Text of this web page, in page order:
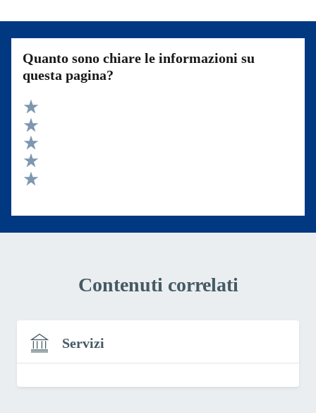
Quanto sono chiare le informazioni su
questa pagina?
Valuta 5 stelle su 5
Valuta 4 stelle su 5
Valuta 3 stelle su 5
Valuta 2 stelle su 5
Contenuti correlati
Servizi